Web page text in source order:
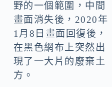
野的一個範圍，中間
畫面消失後，2020年
1月8日畫面回復後，
在黑色網布上突然出
現了一大片的廢棄土
方。